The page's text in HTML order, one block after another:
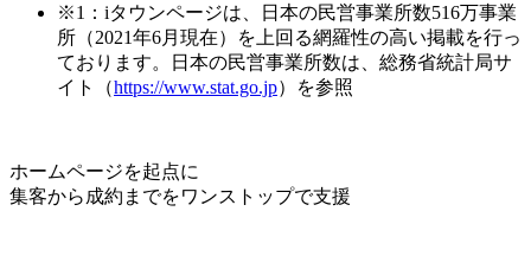
※1：iタウンページは、日本の民営事業所数516万事業
所（2021年6月現在）を上回る網羅性の高い掲載を行っ
ております。日本の民営事業所数は、総務省統計局サ
イト（https://www.stat.go.jp）を参照
ホームページを起点に
集客から成約までをワンストップで支援